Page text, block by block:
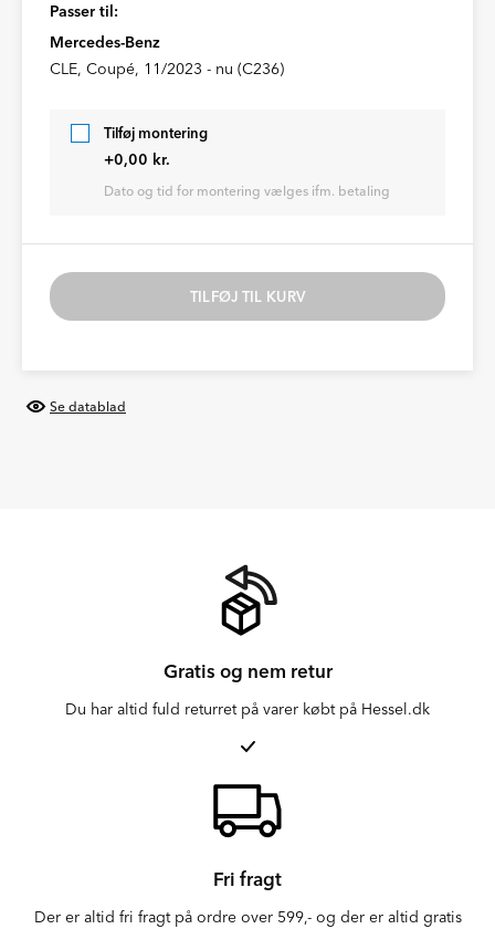
Passer til:
Mercedes-Benz
CLE, Coupé, 11/2023 - nu (C236)
Tilføj montering
+0,00 kr.
Dato og tid for montering vælges ifm. betaling
TILFØJ TIL KURV
Se datablad
Gratis og nem retur
Du har altid fuld returret på varer købt på Hessel.dk
Fri fragt
Der er altid fri fragt på ordre over 599,- og der er altid gratis